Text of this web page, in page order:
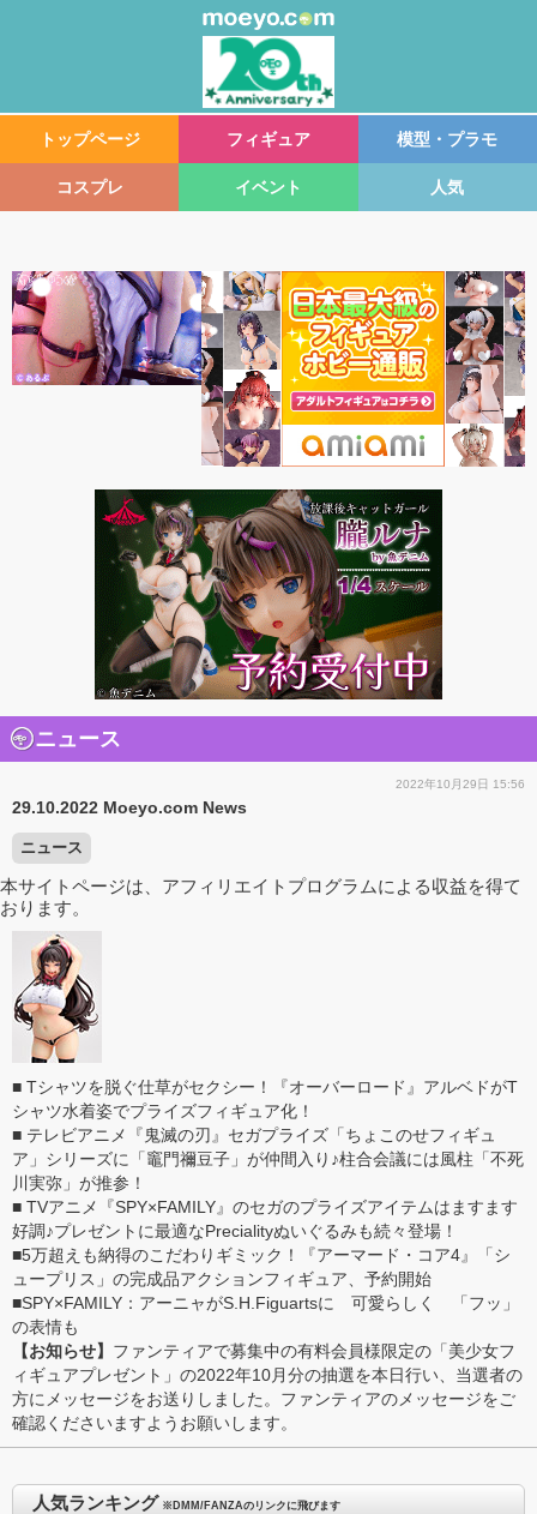
トップページ フィギュア 模型・プラモ
コスプレ イベント 人気
ニュース
2022年10月29日 15:56
29.10.2022 Moeyo.com News
ニュース
本サイトページは、アフィリエイトプログラムによる収益を得て
おります。
■ Tシャツを脱ぐ仕草がセクシー！『オーバーロード』アルベドがT
シャツ水着姿でプライズフィギュア化！
■ テレビアニメ『鬼滅の刃』セガプライズ「ちょこのせフィギュ
ア」シリーズに「竈門禰豆子」が仲間入り♪柱合会議には風柱「不死
川実弥」が推参！
■ TVアニメ『SPY×FAMILY』のセガのプライズアイテムはますます
好調♪プレゼントに最適なPrecialityぬいぐるみも続々登場！
■5万超えも納得のこだわりギミック！『アーマード・コア4』「シ
ュープリス」の完成品アクションフィギュア、予約開始
■SPY×FAMILY：アーニャがS.H.Figuartsに 可愛らしく 「フッ」
の表情も
【お知らせ】 ファンティアで募集中の有料会員様限定の「美少女フ
ィギュアプレゼント」の2022年10月分の抽選を本日行い、当選者の
方にメッセージをお送りしました。ファンティアのメッセージをご
確認くださいますようお願いします。
人気ランキング ※DMM/FANZAのリンクに飛びます